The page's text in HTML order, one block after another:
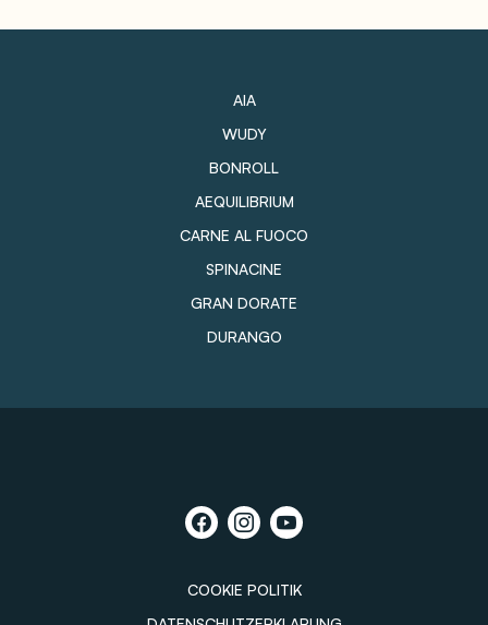
AIA
WUDY
BONROLL
AEQUILIBRIUM
CARNE AL FUOCO
SPINACINE
GRAN DORATE
DURANGO
COOKIE POLITIK